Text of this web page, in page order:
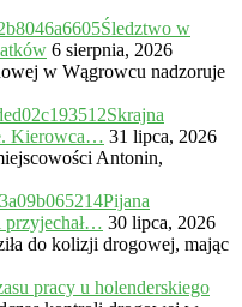
Śledztwo w
6 sierpnia, 2026
w Wągrowcu nadzoruje
Skrajna
Kierowca… 31 lipca, 2026
Antonin,
Pijana
przyjechał… 30 lipca, 2026
do kolizji drogowej, mając
pracy u holenderskiego